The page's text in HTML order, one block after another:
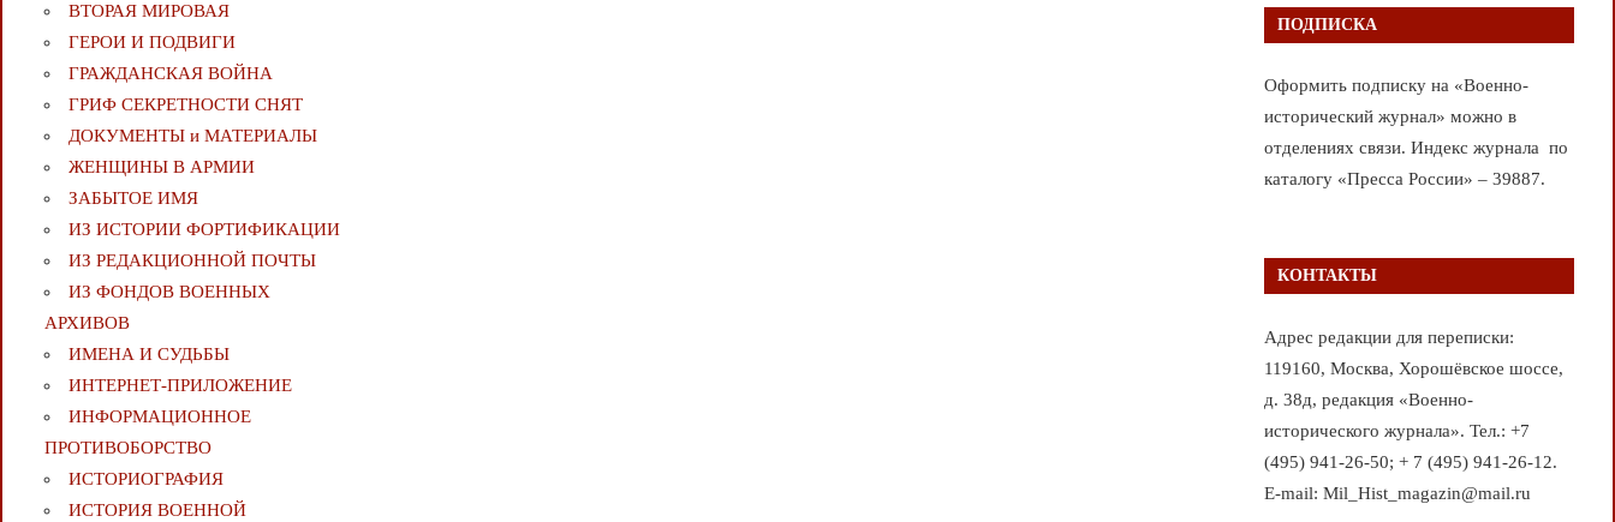
ВТОРАЯ МИРОВАЯ
ГЕРОИ И ПОДВИГИ
ГРАЖДАНСКАЯ ВОЙНА
ГРИФ СЕКРЕТНОСТИ СНЯТ
ДОКУМЕНТЫ и МАТЕРИАЛЫ
ЖЕНЩИНЫ В АРМИИ
ЗАБЫТОЕ ИМЯ
ИЗ ИСТОРИИ ФОРТИФИКАЦИИ
ИЗ РЕДАКЦИОННОЙ ПОЧТЫ
ИЗ ФОНДОВ ВОЕННЫХ
АРХИВОВ
ИМЕНА И СУДЬБЫ
ИНТЕРНЕТ-ПРИЛОЖЕНИЕ
ИНФОРМАЦИОННОЕ
ПРОТИВОБОРСТВО
ИСТОРИОГРАФИЯ
ИСТОРИЯ ВОЕННОЙ
ПОДПИСКА
Оформить подписку на «Военно-
исторический журнал» можно в
отделениях связи. Индекс журнала по
каталогу «Пресса России» – 39887.
КОНТАКТЫ
Адрес редакции для переписки:
119160, Москва, Хорошёвское шоссе,
д. 38д, редакция «Военно-
исторического журнала». Тел.: +7
(495) 941-26-50; + 7 (495) 941-26-12.
E-mail: Mil_Hist_magazin@mail.ru